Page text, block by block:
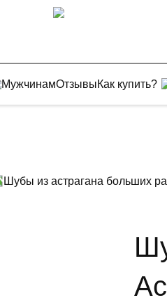
МужчинамОтзывыКак купить?
Шубы из астрагана больших